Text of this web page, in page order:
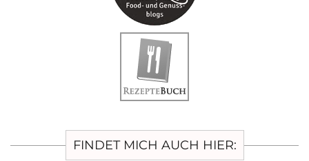
FINDET MICH AUCH HIER: